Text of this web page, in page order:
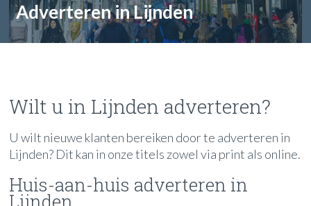
Adverteren in Lijnden
Wilt u in Lijnden adverteren?
U wilt nieuwe klanten bereiken door te adverteren in
Lijnden? Dit kan in onze titels zowel via print als online.
Huis-aan-huis adverteren in
Lijnden